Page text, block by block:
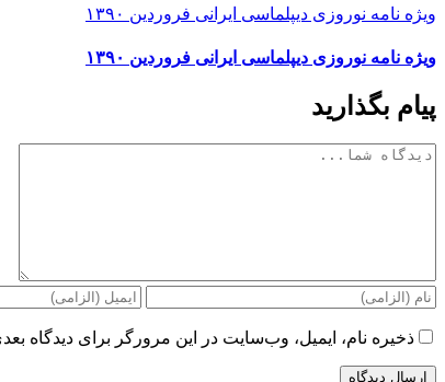
ویژه نامه نوروزی دیپلماسی ایرانی فروردین ۱۳۹۰
ویژه نامه نوروزی دیپلماسی ایرانی فروردین ۱۳۹۰
پیام بگذارید
دیدگاه
ذخیره نام، ایمیل، وب‌سایت در این مرورگر برای دیدگاه